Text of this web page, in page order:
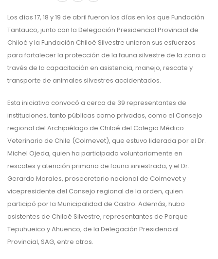
Los días 17, 18 y 19 de abril fueron los días en los que Fundación
Tantauco, junto con la Delegación Presidencial Provincial de
Chiloé y la Fundación Chiloé Silvestre unieron sus esfuerzos
para fortalecer la protección de la fauna silvestre de la zona a
través de la capacitación en asistencia, manejo, rescate y
transporte de animales silvestres accidentados.
Esta iniciativa convocó a cerca de 39 representantes de
instituciones, tanto públicas como privadas, como el Consejo
regional del Archipiélago de Chiloé del Colegio Médico
Veterinario de Chile (Colmevet), que estuvo liderada por el Dr.
Michel Ojeda, quien ha participado voluntariamente en
rescates y atención primaria de fauna siniestrada, y el Dr.
Gerardo Morales, prosecretario nacional de Colmevet y
vicepresidente del Consejo regional de la orden, quien
participó por la Municipalidad de Castro. Además, hubo
asistentes de Chiloé Silvestre, representantes de Parque
Tepuhueico y Ahuenco, de la Delegación Presidencial
Provincial, SAG, entre otros.